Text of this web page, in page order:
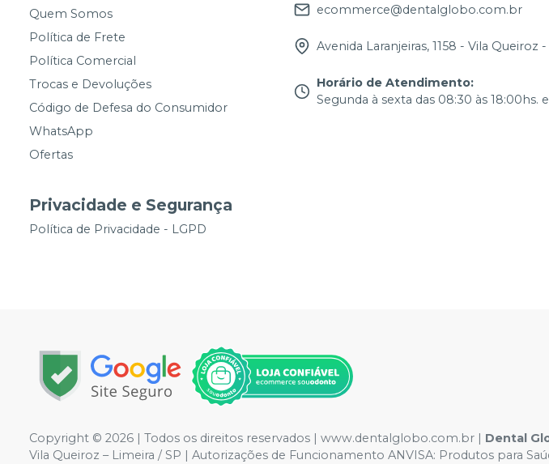
Quem Somos
Política de Frete
Política Comercial
Trocas e Devoluções
Código de Defesa do Consumidor
WhatsApp
Ofertas
Privacidade e Segurança
Política de Privacidade - LGPD
ecommerce@dentalglobo.com.br
Avenida Laranjeiras, 1158 - Vila Queiroz
Horário de Atendimento:
Segunda à sexta das 08:30 às 18:00hs.
Copyright © 2026 | Todos os direitos reservados | www.dentalglobo.com.br | Dental
Vila Queiroz – Limeira / SP | Autorizações de Funcionamento ANVISA: Produtos para